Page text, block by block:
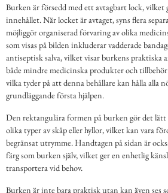
Burken är försedd med ett avtagbart lock,
innehållet. När locket är avtaget, syns flera
möjliggör organiserad förvaring av olika
som visas på bilden inkluderar vadderade
antiseptisk salva, vilket visar burkens praktiska
både mindre medicinska produkter och
vilka tyder på att denna behållare kan hålla alla
grundläggande första hjälpen.
Den rektangulära formen på burken gör det lätt
olika typer av skåp eller hyllor, vilket kan vara
begränsat utrymme. Handtagen på sidan är
färg som burken själv, vilket ger en enhetlig
transportera vid behov.
Burken är inte bara praktisk utan kan även ses